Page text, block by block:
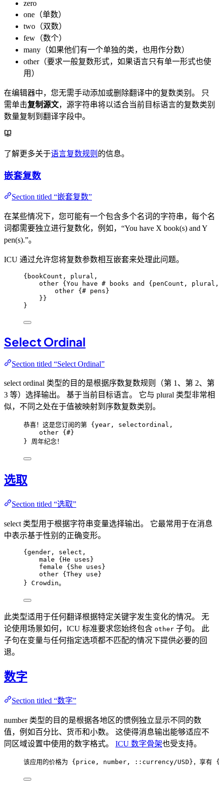
zero
one（单数）
two（双数）
few（数个）
many（如果他们有一个单独的类，也用作分数）
other（要求一般复数形式，如果语言只有单一形式也使
用）
在编辑器中，您无需手动添加或删除翻译中的复数类别。 只
需单击复制源文，源字符串将以适合当前目标语言的复数类别
数量复制到翻译字段中。
了解更多关于语言复数规则 的信息。
嵌套复数
Section titled “嵌套复数”
在某些情况下，您可能有一个包含多个名词的字符串，每个名
词都需要独立进行复数化，例如，“You have X book(s) and Y
pen(s).”。
ICU 通过允许您将复数参数相互嵌套来处理此问题。
{ bookCount,
plural,
other {You have # books and {penCount,
plural,
other {# pens }
}}
}
Select Ordinal
Section titled “Select Ordinal”
select ordinal 类型的目的是根据序数复数规则（第 1、第 2、第
3 等）选择输出。 基于当前目标语言。 它与 plural 类型非常相
似，不同之处在于值被映射到序数复数类别。
恭喜！这是您订阅的第 { year,
selectordinal,
other {#}
} 周年纪念！
选取
Section titled “选取”
select 类型用于根据字符串变量选择输出。 它最常用于在消息
中表示基于性别的正确变形。
{ gender,
select,
male
{He uses }
female { She uses }
other { They use }
} Crowdin。
此类型适用于任何翻译根据特定关键字发生变化的情况。 无
论使用场景如何，ICU 标准要求您始终包含 other 子句。 此
子句在变量与任何指定选项都不匹配的情况下提供必要的回
退。
数字
Section titled “数字”
number 类型的目的是根据各地区的惯例独立显示不同的数
值，例如百分比、货币和小数。 这使得消息输出能够适应不
同区域设置中使用的数字格式。 ICU 数字骨架也受支持。
该应用的价格为 { price, number, : :currency/USD }，享有